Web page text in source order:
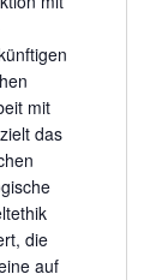
mit
das
die
auf